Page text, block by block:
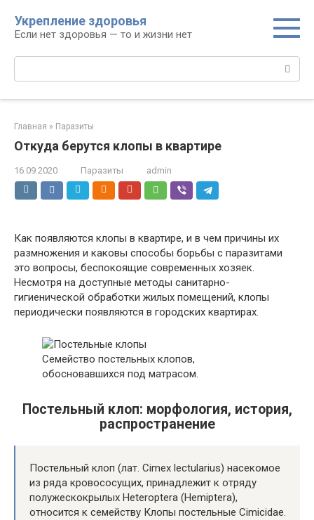
контенту
Укрепление здоровья
Если нет здоровья — то и жизни нет
Поиск:
Главная » Паразиты
Откуда берутся клопы в квартире
16.09.2020 Паразиты admin
Как появляются клопы в квартире, и в чем причины их
размножения и каковы способы борьбы с паразитами
это вопросы, беспокоящие современных хозяек.
Несмотря на доступные методы санитарно-
гигиенической обработки жилых помещений, клопы
периодически появляются в городских квартирах.
Семейство постельных клопов,
обосновавшихся под матрасом.
Постельный клоп: морфология, история,
распространение
Постельный клоп (лат. Cimex lectularius) насекомое
из ряда кровососущих, принадлежит к отряду
полужескокрылых Heteroptera (Hemiptera),
относится к семейству Клопы постельные Cimicidae.